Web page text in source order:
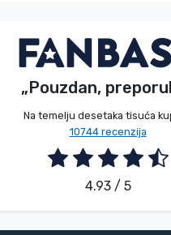
„Pouzdan,
Na temelju desetaka tisuća
10744 recenzija
4.93 / 5
Bez imena
2026. 08. 07.